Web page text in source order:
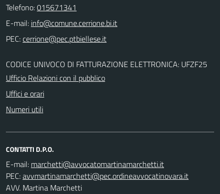
Telefono:015671341
E-mail:
PEC:
CODICE UNIVOCO DI FATTURAZIONE ELETTRONICA: UFZF25
Ufficio Relazioni con il pubblico
Uffici e orari
Numeri utili
CONTATTI D.P.O.
E-mail:
PEC:
AVV. Martina Marchetti